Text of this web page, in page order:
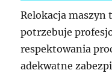
Relokacja maszyn
potrzebuje
respektowania
adekwatne